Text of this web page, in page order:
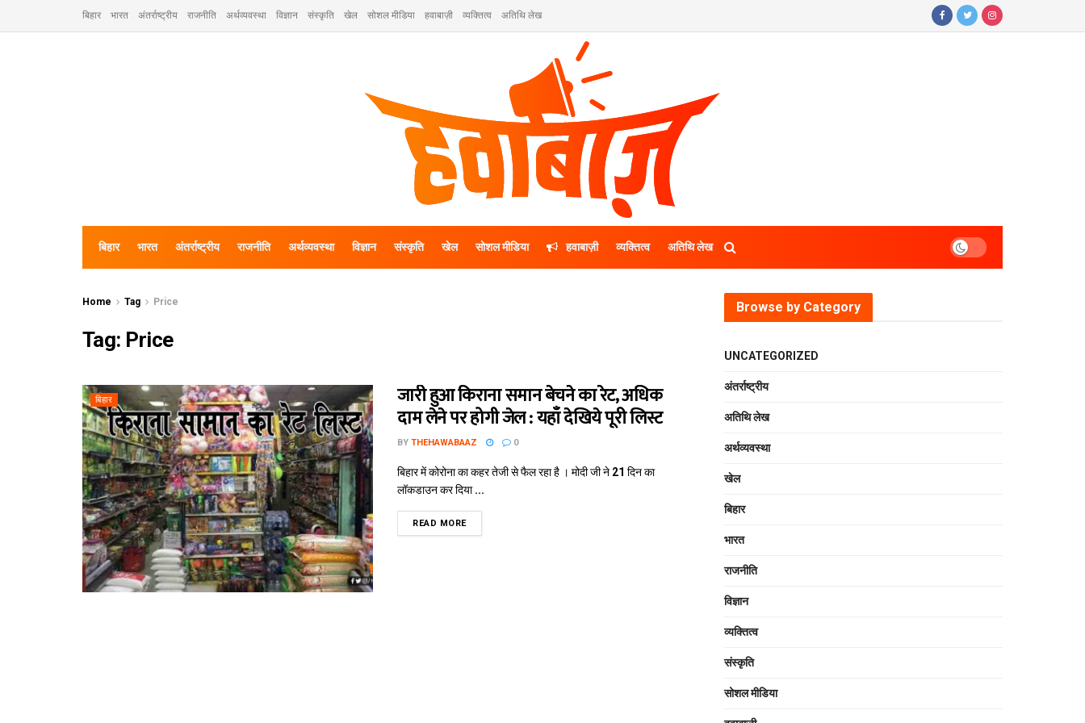
बिहार भारत अंतर्राष्ट्रीय राजनीति अर्थव्यवस्था विज्ञान संस्कृति खेल सोशल मीडिया हवाबाज़ी व्यक्तित्व अतिथि लेख
बिहार भारत अंतर्राष्ट्रीय राजनीति अर्थव्यवस्था विज्ञान संस्कृति खेल सोशल मीडिया हवाबाज़ी व्यक्तित्व अतिथि लेख
Home Tag Price
Tag: Price
बिहार जारी हुआ किराना समान बेचने का रेट, अधिक
दाम लेने पर होगी जेल : यहाँ देखि‍ये पूरी लिस्ट
BY THEHAWABAAZ 0
बिहार में कोरोना का कहर तेजी से फैल रहा है । मोदी जी ने 21 दिन का
लॉकडाउन कर दिया ...
READ MORE
Browse by Category
UNCATEGORIZED
अंतर्राष्ट्रीय
अतिथि लेख
अर्थव्यवस्था
खेल
बिहार
भारत
राजनीति
विज्ञान
व्यक्तित्व
संस्कृति
सोशल मीडिया